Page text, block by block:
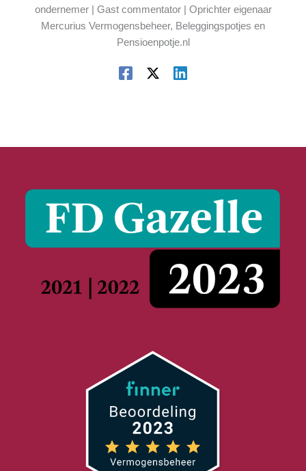
ondernemer | Gast commentator | Oprichter eigenaar
Mercurius Vermogensbeheer, Beleggingspotjes en
Pensioenpotje.nl